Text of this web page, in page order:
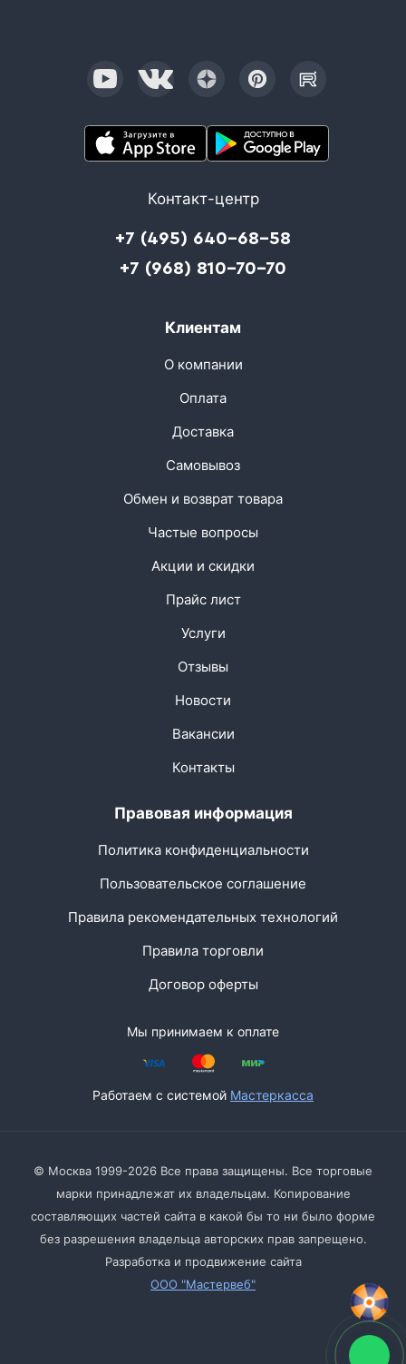
Контакт-центр
+7 (495) 640-68-58
+7 (968) 810-70-70
Клиентам
О компании
Оплата
Доставка
Самовывоз
Обмен и возврат товара
Частые вопросы
Акции и скидки
Прайс лист
Услуги
Отзывы
Новости
Вакансии
Контакты
Правовая информация
Политика конфиденциальности
Пользовательское соглашение
Правила рекомендательных технологий
Правила торговли
Договор оферты
Мы принимаем к оплате
Работаем с системой Мастеркасса
© Москва 1999-2026 Все права защищены. Все торговые
марки принадлежат их владельцам. Копирование
составляющих частей сайта в какой бы то ни было форме
без разрешения владельца авторских прав запрещено.
Разработка и продвижение сайта
ООО "Мастервеб"